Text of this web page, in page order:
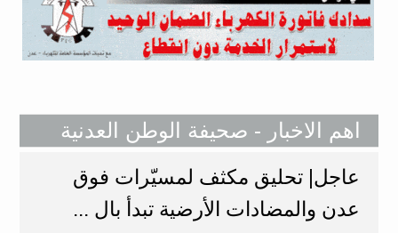
اهم الاخبار - صحيفة الوطن العدنية
عاجل| تحليق مكثف لمسيّرات فوق
عدن والمضادات الأرضية تبدأ بال ...